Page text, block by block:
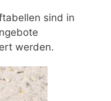
sind in
werden.